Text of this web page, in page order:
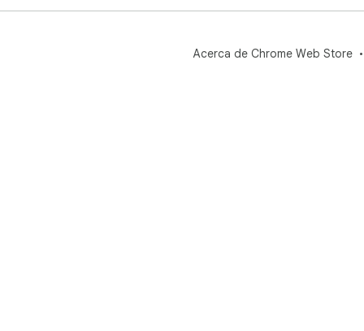
Acerca de Chrome Web Store